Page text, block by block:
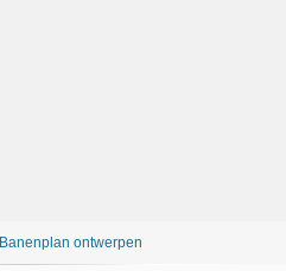
Banenplan ontwerpen